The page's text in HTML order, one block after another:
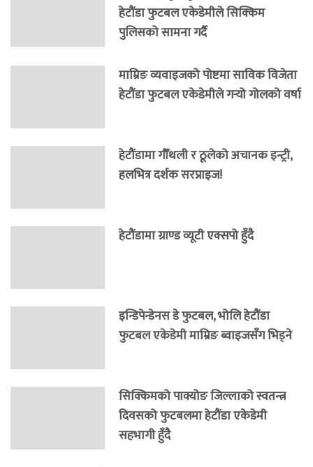
हेटौंडा फुटबल एकेडेमीले सिक्किम
पुलिसको सामना गर्दै
माम्रिङ व्यवाइजको पोष्टमा साविक विजेता
हेटौंडा फुटबल एकेडेमीले गर्‍यो गोलको वर्षा
हेटौंडामा गौँथली र ठूलेको अचानक इन्ट्री,
हलभित्र दर्शक सरप्राइज!
हेटौंडामा ग्राण्ड व्यूटी एक्सपो हुँदै
इन्डिपेन्डेनस डे फुटबल, भोलि हेटौंडा
फुटबल एकेडेमी माम्रिङ ब्वाइजसँग भिड्ने
सिक्किमको पाक्योङ जिल्लाको स्वतन्त्र
दिवसको फुटबलमा हेटौंडा एकेडेमी
सहभागी हुँदै